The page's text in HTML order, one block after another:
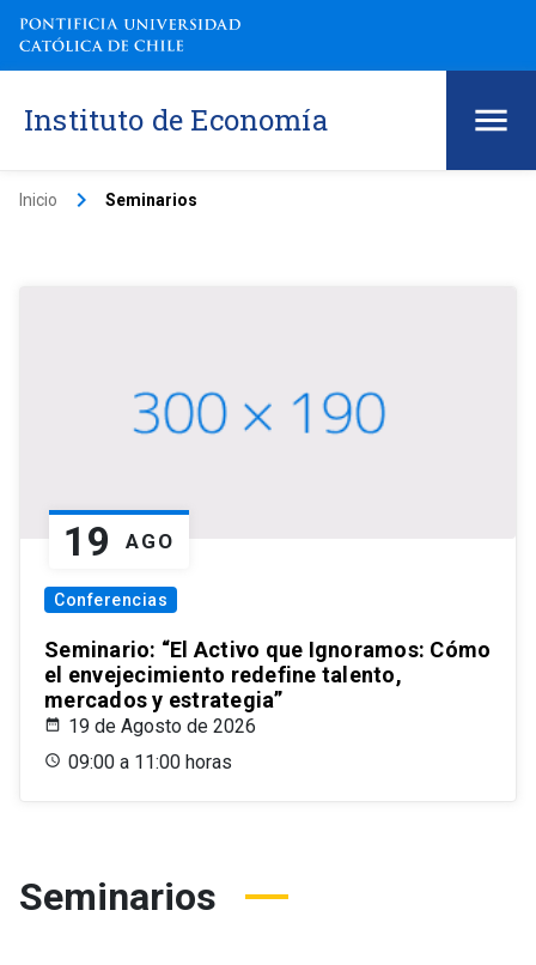
Instituto de Economía
Inicio keyboard_arrow_right Seminarios
19 AGO
Conferencias
Seminario: “El Activo que Ignoramos: Cómo
el envejecimiento redefine talento,
mercados y estrategia”
19 de Agosto de 2026
09:00 a 11:00 horas
Seminarios